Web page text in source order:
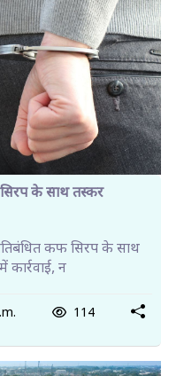
सिरप के साथ तस्कर
कफ सिरप के साथ
न
114